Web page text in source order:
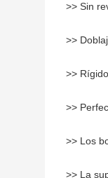
>> Sin
>>
>>
>>
>> Los
>> La